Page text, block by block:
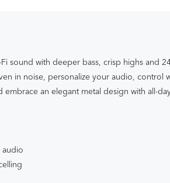
sound with deeper bass, crisp highs and
in noise, personalize your audio, control
embrace an elegant metal design with all-
audio